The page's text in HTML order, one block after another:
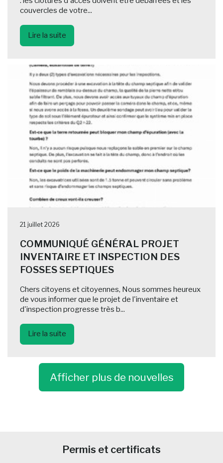
couvercles de votre...
Lire la suite
21 juillet 2026
COMMUNIQUÉ GÉNÉRAL PROJET
INVENTAIRE ET INSPECTION DES
FOSSES SEPTIQUES
Chers citoyens et citoyennes, Nous sommes heureux
de vous informer que le projet de l'inventaire et
d'inspection progresse très b...
Lire la suite
Afficher plus de nouvelles
Permis et certificats